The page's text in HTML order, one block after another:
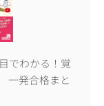
でわかる！覚
一発合格まと